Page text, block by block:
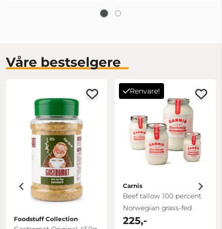
Våre bestselgere
Foodstuff Collection
Renvare!
Carnis
Beef tallow 100 percent
Norwegian grass-fed
225,-